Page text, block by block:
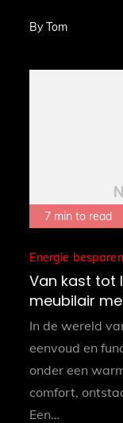
ByTom
7 min to read
Energie besparen
Van kast tot
meubilair
In de wereld
eenvoud en
onder een
comfort,
Een…